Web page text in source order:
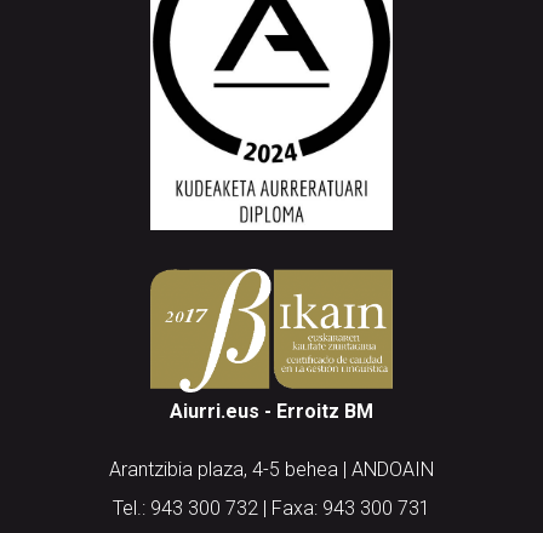
Aiurri.eus - Erroitz BM
Arantzibia plaza, 4-5 behea | ANDOAIN
Tel.: 943 300 732 | Faxa: 943 300 731